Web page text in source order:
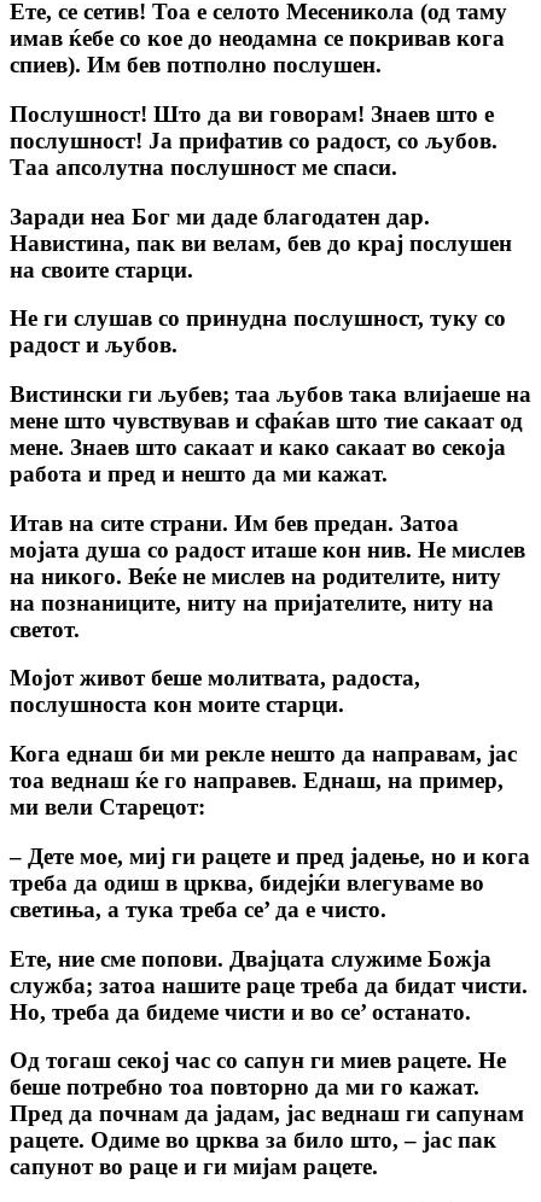
Ете, се сетив! Тоа е селото Месеникола (од таму
имав ќебе со кое до неодамна се покривав кога
спиев). Им бев потполно послушен.
Послушност! Што да ви говорам! Знаев што е
послушност! Ја прифатив со радост, со љубов.
Таа апсолутна послушност ме спаси.
Заради неа Бог ми даде благодатен дар.
Навистина, пак ви велам, бев до крај послушен
на своите старци.
Не ги слушав со принудна послушност, туку со
радост и љубов.
Вистински ги љубев; таа љубов така влијаеше на
мене што чувствував и сфаќав што тие сакаат од
мене. Знаев што сакаат и како сакаат во секоја
работа и пред и нешто да ми кажат.
Итав на сите страни. Им бев предан. Затоа
мојата душа со радост иташе кон нив. Не мислев
на никого. Веќе не мислев на родителите, ниту
на познаниците, ниту на пријателите, ниту на
светот.
Мојот живот беше молитвата, радоста,
послушноста кон моите старци.
Кога еднаш би ми рекле нешто да направам, јас
тоа веднаш ќе го направев. Еднаш, на пример,
ми вели Старецот:
– Дете мое, миј ги рацете и пред јадење, но и кога
треба да одиш в црква, бидејќи влегуваме во
светиња, а тука треба се’ да е чисто.
Ете, ние сме попови. Двајцата служиме Божја
служба; затоа нашите раце треба да бидат чисти.
Но, треба да бидеме чисти и во се’ останато.
Од тогаш секој час со сапун ги миев рацете. Не
беше потребно тоа повторно да ми го кажат.
Пред да почнам да јадам, јас веднаш ги сапунам
рацете. Одиме во црква за било што, – јас пак
сапунот во раце и ги мијам рацете.